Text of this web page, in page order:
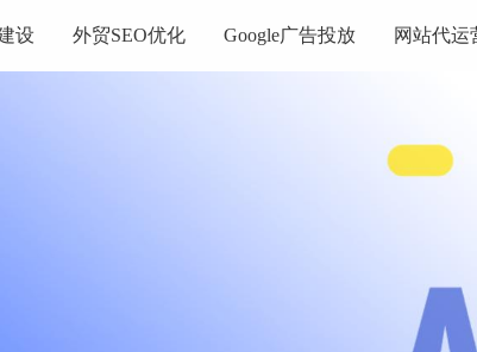
设 外贸SEO优化 Google广告投放 网站代运